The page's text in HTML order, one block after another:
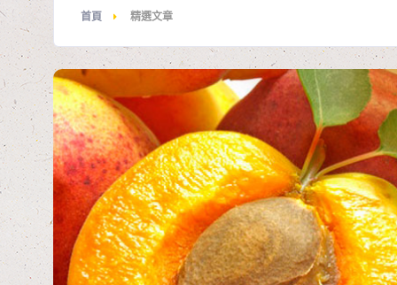
首頁 精選文章